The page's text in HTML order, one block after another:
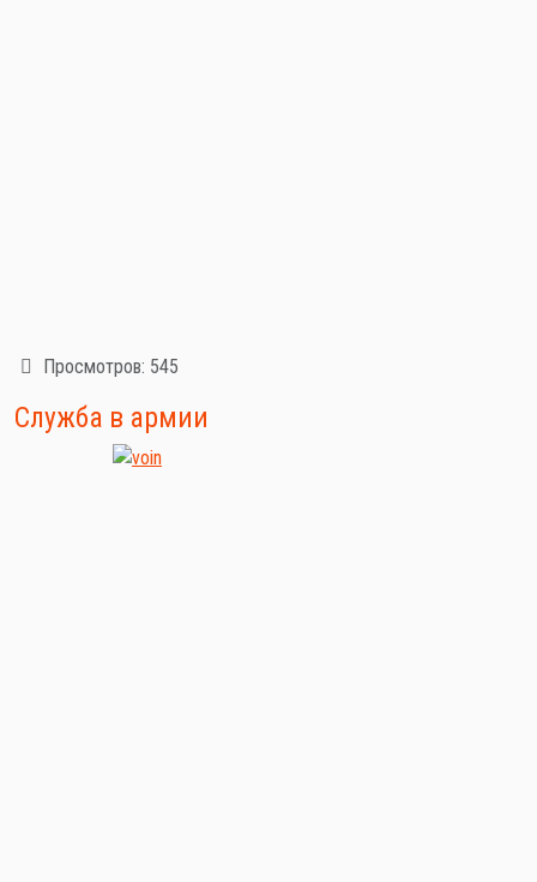
Просмотров: 545
Служба в армии